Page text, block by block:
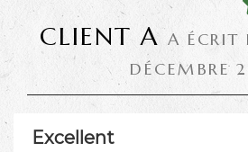
CLIENT A A ÉCRIT
DÉCEMBRE
Excellent